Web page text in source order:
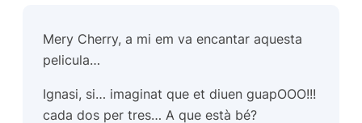
Mery Cherry, a mi em va encantar aquesta
pelicula…
Ignasi, si… imaginat que et diuen guapOOO!!!
cada dos per tres… A que està bé?